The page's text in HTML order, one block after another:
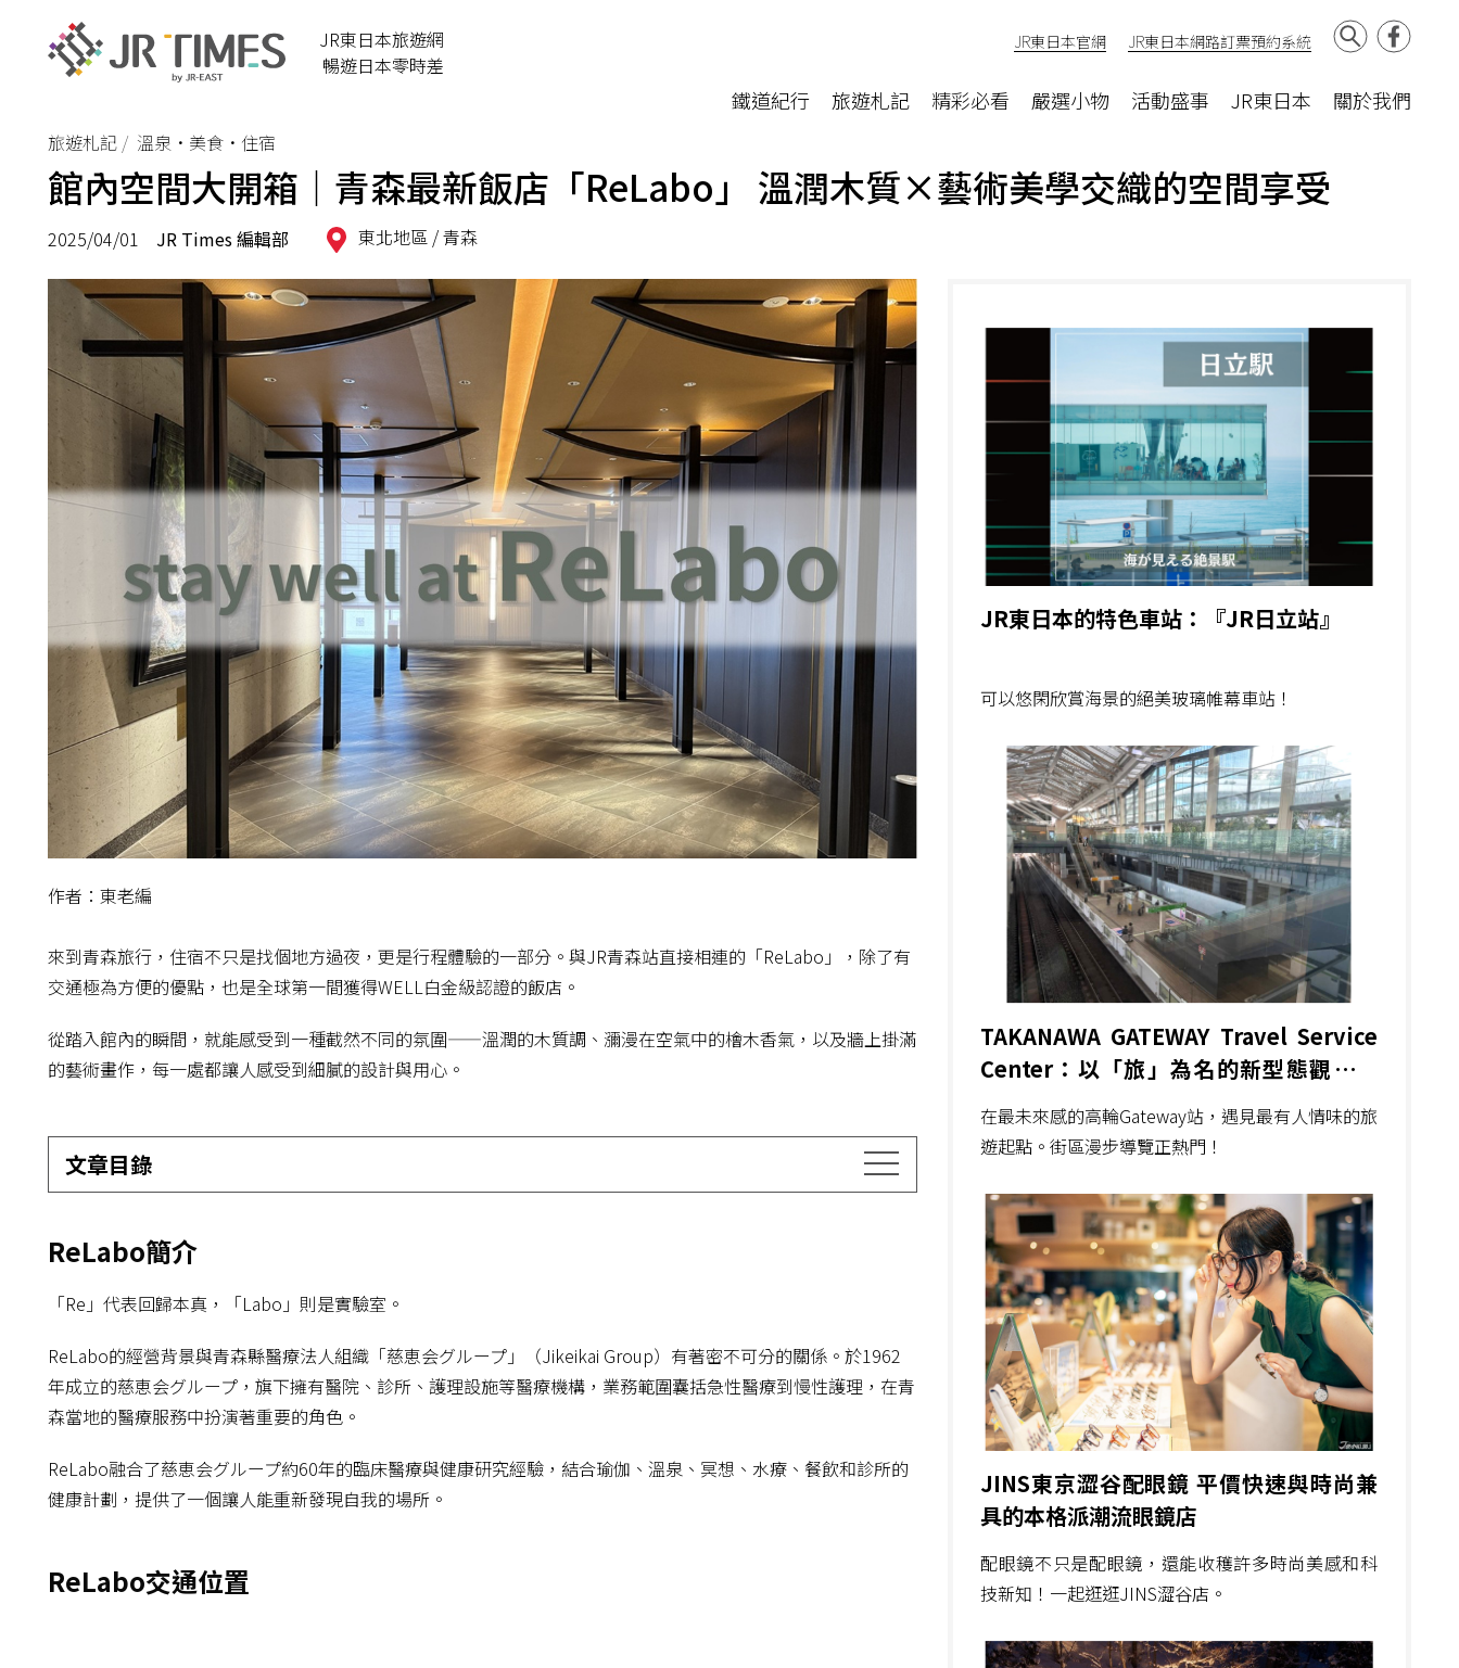
JR東日本旅遊網
暢遊日本零時差
鐵道紀行 旅遊札記 精彩必看 嚴選小物 活動盛事 JR東日本 關於我們
JR東日本官網 JR東日本網路訂票預約系統
旅遊札記 溫泉•美食•住宿
館內空間大開箱｜青森最新飯店「ReLabo」 溫潤木質×藝術美學交織的空間享受
2025/04/01 JR Times 編輯部 東北地區 /青森
作者：東老編
來到青森旅行，住宿不只是找個地方過夜，更是行程體驗的一部分。與JR青森站直接相連的「ReLabo」，除了有
交通極為方便的優點，也是全球第一間獲得WELL白金級認證的飯店。
從踏入館內的瞬間，就能感受到一種截然不同的氛圍——溫潤的木質調、瀰漫在空氣中的檜木香氣，以及牆上掛滿
的藝術畫作，每一處都讓人感受到細膩的設計與用心。
文章目錄
ReLabo簡介
「Re」代表回歸本真，「Labo」則是實驗室。
ReLabo的經營背景與青森縣醫療法人組織「慈恵会グループ」（Jikeikai Group）有著密不可分的關係。於1962
年成立的慈恵会グループ，旗下擁有醫院、診所、護理設施等醫療機構，業務範圍囊括急性醫療到慢性護理，在青
森當地的醫療服務中扮演著重要的角色。
ReLabo融合了慈恵会グループ約60年的臨床醫療與健康研究經驗，結合瑜伽、溫泉、冥想、水療、餐飲和診所的
健康計劃，提供了一個讓人能重新發現自我的場所。
ReLabo交通位置
JR東日本的特色車站：『JR日立站』
可以悠閑欣賞海景的絕美玻璃帷幕車站！
TAKANAWA GATEWAY Travel Service
Center：以「旅」為名的新型態觀光資
訊據點，未來感與人情味的雙重體驗
在最未來感的高輪Gateway站，遇見最有人情味的旅
遊起點。街區漫步導覽正熱門！
JINS東京澀谷配眼鏡 平價快速與時尚兼
具的本格派潮流眼鏡店
配眼鏡不只是配眼鏡，還能收穫許多時尚美感和科
技新知！一起逛逛JINS澀谷店。